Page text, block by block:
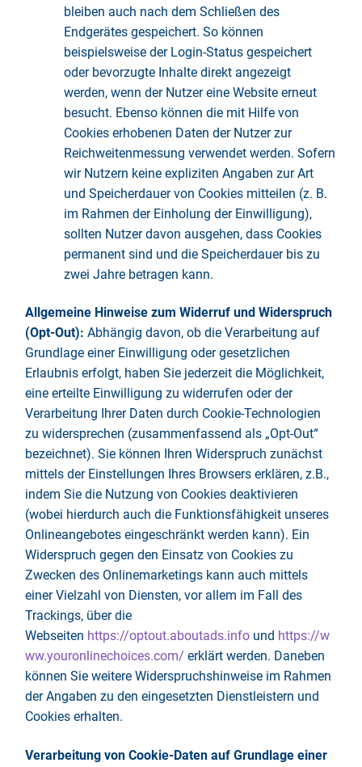
bleiben auch nach dem Schließen des
Endgerätes gespeichert. So können
beispielsweise der Login-Status gespeichert
oder bevorzugte Inhalte direkt angezeigt
werden, wenn der Nutzer eine Website erneut
besucht. Ebenso können die mit Hilfe von
Cookies erhobenen Daten der Nutzer zur
Reichweitenmessung verwendet werden. Sofern
wir Nutzern keine expliziten Angaben zur Art
und Speicherdauer von Cookies mitteilen (z. B.
im Rahmen der Einholung der Einwilligung),
sollten Nutzer davon ausgehen, dass Cookies
permanent sind und die Speicherdauer bis zu
zwei Jahre betragen kann.
Allgemeine Hinweise zum Widerruf und Widerspruch
(Opt-Out): Abhängig davon, ob die Verarbeitung auf
Grundlage einer Einwilligung oder gesetzlichen
Erlaubnis erfolgt, haben Sie jederzeit die Möglichkeit,
eine erteilte Einwilligung zu widerrufen oder der
Verarbeitung Ihrer Daten durch Cookie-Technologien
zu widersprechen (zusammenfassend als „Opt-Out“
bezeichnet). Sie können Ihren Widerspruch zunächst
mittels der Einstellungen Ihres Browsers erklären, z.B.,
indem Sie die Nutzung von Cookies deaktivieren
(wobei hierdurch auch die Funktionsfähigkeit unseres
Onlineangebotes eingeschränkt werden kann). Ein
Widerspruch gegen den Einsatz von Cookies zu
Zwecken des Onlinemarketings kann auch mittels
einer Vielzahl von Diensten, vor allem im Fall des
Trackings, über die
Webseiten https://optout.aboutads.info und https://w
ww.youronlinechoices.com/ erklärt werden. Daneben
können Sie weitere Widerspruchshinweise im Rahmen
der Angaben zu den eingesetzten Dienstleistern und
Cookies erhalten.
Verarbeitung von Cookie-Daten auf Grundlage einer